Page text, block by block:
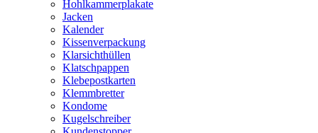
Hohlkammerplakate
Jacken
Kalender
Kissenverpackung
Klarsichthüllen
Klatschpappen
Klebepostkarten
Klemmbretter
Kondome
Kugelschreiber